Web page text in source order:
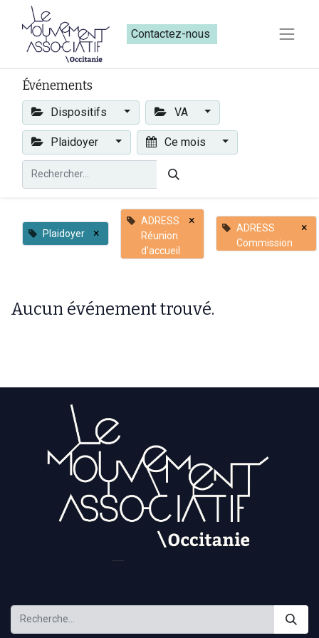
Contactez-nous​​
Événements
Dispositifs VA
Plaidoyer Ce mois
Plaidoyer ×
ADRESS
Réunion
d'accueil
×
ADRESS
Commission
×
Aucun événement trouvé.